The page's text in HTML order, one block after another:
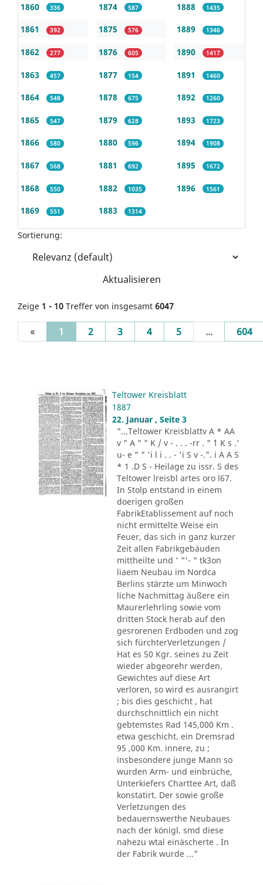
1860 336
1861 392
1862 277
1863 457
1864 548
1865 547
1866 580
1867 568
1868 550
1869 551
1874 587
1875 576
1876 605
1877 154
1878 675
1879 628
1880 596
1881 692
1882 1035
1883 1314
1888 1435
1889 1346
1890 1417
1891 1460
1892 1260
1893 1723
1894 1908
1895 1672
1896 1561
Sortierung:
Aktualisieren
Zeige 1 - 10 Treffer von insgesamt 6047
« 1 (current)
2 3 4 5 ... 604
Teltower Kreisblatt
1887
22. Januar , Seite 3
"...Teltower Kreisblattv A * AA
v " A " " K / v - . . . -rr . " ´1 K s .'
u- e " " 'i l i . . - 'i S v -.". i A A S
* 1 .D S - Heilage zu issr. S des
Teltower lreisbl artes oro l67.
In Stolp entstand in einem
doerigen großen
FabrikEtablissement auf noch
nicht ermittelte Weise ein
Feuer, das sich in ganz kurzer
Zeit allen Fabrikgebäuden
mittheilte und ' "'- " tk3on
liaem Neubau im Nordca
Berlins stärzte um Minwoch
liche Nachmittag äußere ein
Maurerlehrling sowie vom
dritten Stock herab auf den
gesrorenen Erdboden und zog
sich fürchterVerletzungen /
Hat es 50 Kgr. seines zu Zeit
wieder abgeorehr werden.
Gewichtes auf diese Art
verloren, so wird es ausrangirt
; bis dies geschicht , hat
durchschnittlich ein nicht
gebtemstes Rad 145,000 Km .
etwa geschicht. ein Dremsrad
95 ,000 Km. innere, zu ;
insbesondere junge Mann so
wurden Arm- und einbrüche,
Unterkiefers Charttee Art, daß
konstatirt. Der sowie große
Verletzungen des
bedauernswerthe Neubaues
nach der königl. smd diese
nahezu wtal einäscherte . In
der Fabrik wurde ..."